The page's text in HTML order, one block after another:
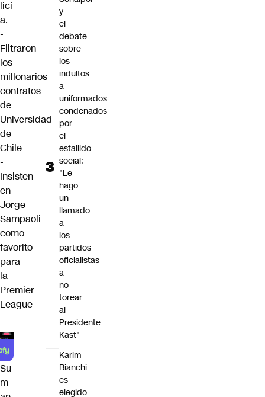
licí
a.
-
Filtraron
los
millonarios
contratos
de
Universidad
de
Chile
-
Insisten
en
Jorge
Sampaoli
como
favorito
para
la
Premier
League
Su
m
y
el
debate
sobre
los
indultos
a
uniformados
condenados
por
el
estallido
social:
"Le
hago
un
llamado
a
los
partidos
oficialistas
a
no
torear
al
Presidente
Kast"
Karim
Bianchi
es
elegido